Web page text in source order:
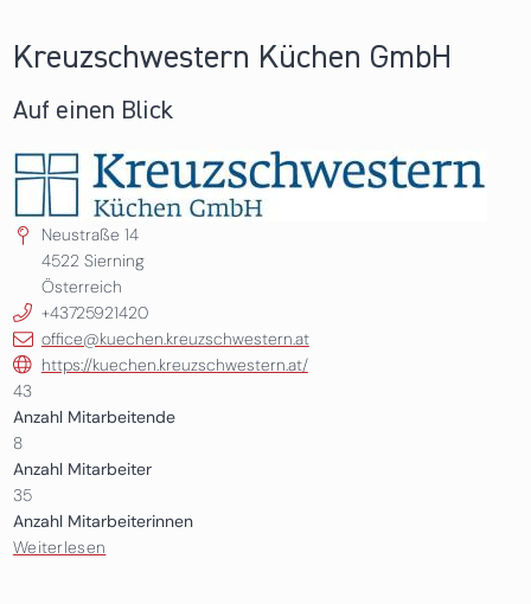
Kreuzschwestern Küchen GmbH
Auf einen Blick
Neustraße 14
4522 Sierning
Österreich
+43725921420
office@kuechen.kreuzschwestern.at
https://kuechen.kreuzschwestern.at/
43
Anzahl Mitarbeitende
8
Anzahl Mitarbeiter
35
Anzahl Mitarbeiterinnen
Weiterlesen